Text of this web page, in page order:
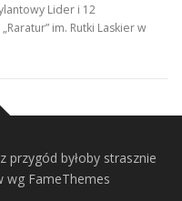
Lider i 12
im. Rutki Laskier w
przygód byłoby strasznie
wg FameThemes